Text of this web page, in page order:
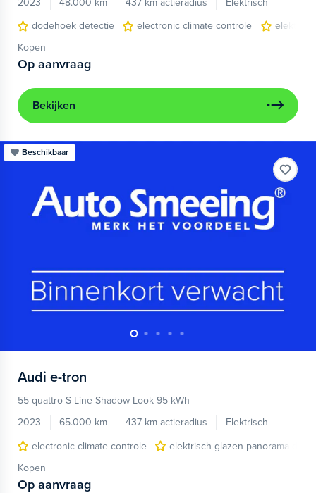
2023
48.000 km 437 km actieradius
Elektrisch
dodehoek detectie
electronic climate controle
Kopen
Op aanvraag
Bekijken
Beschikbaar
Audi e-tron
55 quattro S-Line Shadow Look 95 kWh
2023
65.000 km 437 km actieradius
Elektrisch
electronic climate controle
elektrisch glazen panorama-dak
Kopen
Op aanvraag